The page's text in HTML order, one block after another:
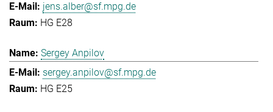
jens.alber@sf.mpg.de
HG E28
Sergey Anpilov
sergey.anpilov@sf.mpg.de
HG E25